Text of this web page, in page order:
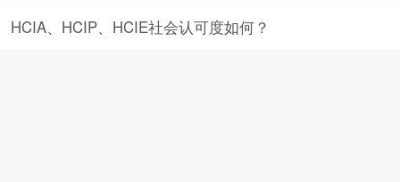
HCIA、HCIP、HCIE社会认可度如何？